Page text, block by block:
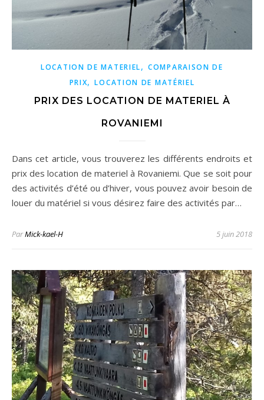
LOCATION DE MATERIEL,COMPARAISON DE
PRIX,LOCATION DE MATÉRIEL
PRIX DES LOCATION DE MATERIEL À
ROVANIEMI
Dans cet article, vous trouverez les différents endroits et
prix des location de materiel à Rovaniemi. Que se soit pour
des activités d’été ou d’hiver, vous pouvez avoir besoin de
louer du matériel si vous désirez faire des activités par…
ParMick-kael-H 5 juin 2018